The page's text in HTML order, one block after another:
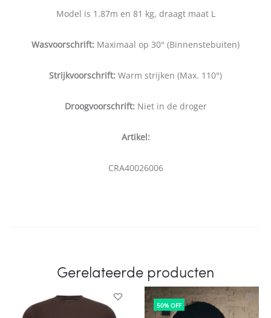
Model is 1.87m en 81 kg, draagt maat L
Wasvoorschrift: Maximaal op 30° (Binnenstebuiten)
Strijkvoorschrift: Warm strijken (Max. 110°)
Droogvoorschrift: Niet in de droger
Artikel:
CRA40026006
Gerelateerde producten
50% OFF